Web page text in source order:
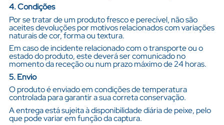
4. Condições
Por se tratar de um produto fresco e perecível, não são
aceites devoluções por motivos relacionados com variações
naturais de cor, forma ou textura.
Em caso de incidente relacionado com o transporte ou o
estado do produto, este deverá ser comunicado no
momento da receção ou num prazo máximo de 24 horas.
5. Envio
O produto é enviado em condições de temperatura
controlada para garantir a sua correta conservação.
A entrega está sujeita à disponibilidade diária de peixe, pelo
que pode variar em função da captura.